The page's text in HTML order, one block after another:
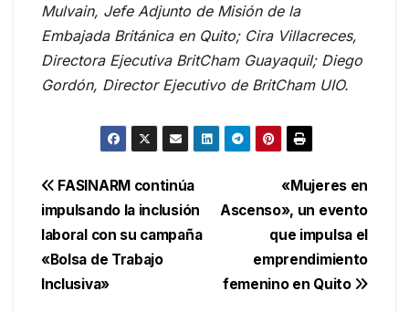
Mulvain, Jefe Adjunto de Misión de la
Embajada Británica en Quito; Cira Villacreces,
Directora Ejecutiva BritCham Guayaquil; Diego
Gordón, Director Ejecutivo de BritCham UIO.
Navegación
de
entradas
«Mujeres en
Ascenso», un evento
que impulsa el
emprendimiento
femenino en Quito
FASINARM continúa
impulsando la inclusión
laboral con su campaña
«Bolsa de Trabajo
Inclusiva»